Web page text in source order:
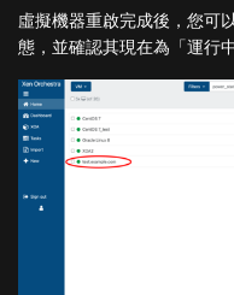
虛擬機器重啟完成後，您可
態，並確認其現在為「運行